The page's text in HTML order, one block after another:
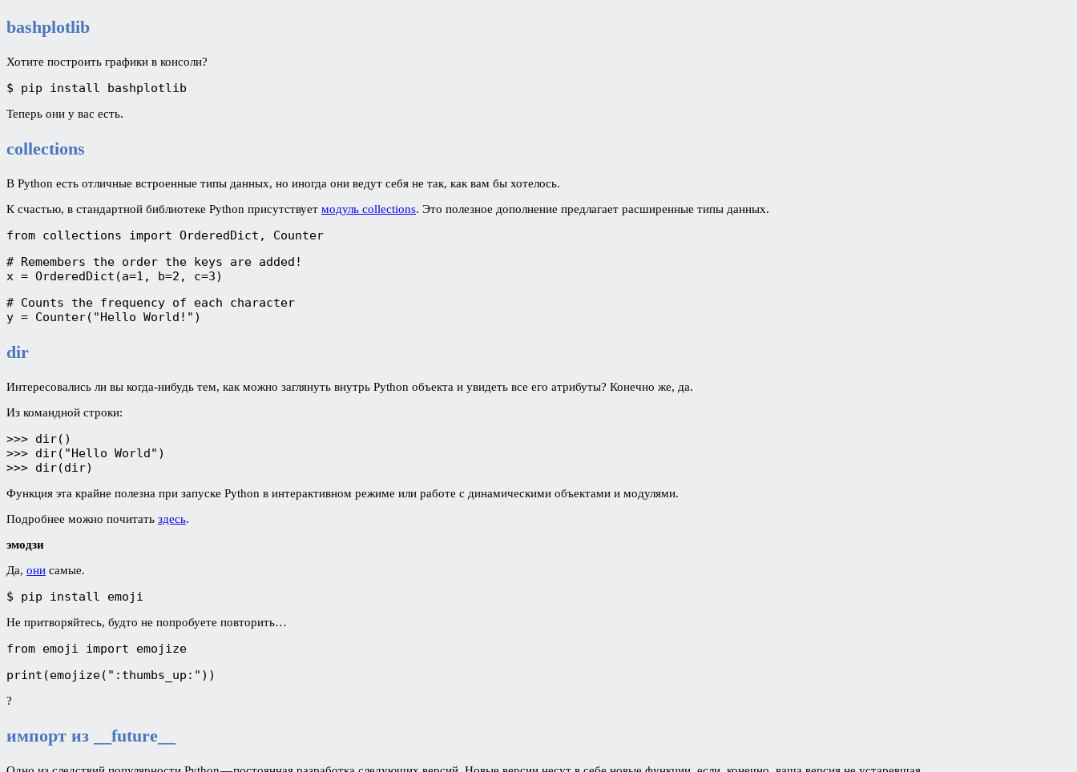
bashplotlib
Хотите построить графики в консоли?
$ pip install bashplotlib
Теперь они у вас есть.
collections
В Python есть отличные встроенные типы данных, но иногда они ведут себя не так, как вам бы хотелось.
К счастью, в стандартной библиотеке Python присутствует модуль collections. Это полезное дополнение предлагает расширенные типы данных.
from collections import OrderedDict, Counter
# Remembers the order the keys are added!
x = OrderedDict(a=1, b=2, c=3)
# Counts the frequency of each character
y = Counter("Hello World!")
dir
Интересовались ли вы когда-нибудь тем, как можно заглянуть внутрь Python объекта и увидеть все его атрибуты? Конечно же, да.
Из командной строки:
>>> dir()
>>> dir("Hello World")
>>> dir(dir)
Функция эта крайне полезна при запуске Python в интерактивном режиме или работе с динамическими объектами и модулями.
Подробнее можно почитать здесь.
эмодзи
Да, они самые.
$ pip install emoji
Не притворяйтесь, будто не попробуете повторить…
from emoji import emojize
print(emojize(":thumbs_up:"))
?
импорт из __future__